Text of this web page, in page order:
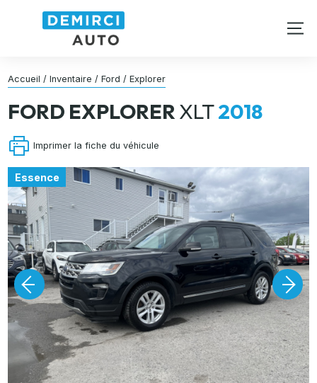
Accueil / Inventaire / Ford / Explorer
FORD EXPLORERXLT2018
Imprimer la fiche du véhicule
Essence